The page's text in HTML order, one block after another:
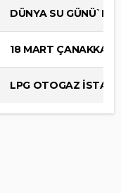
DÜNYA SU
18 MART
LPG OTOGAZ